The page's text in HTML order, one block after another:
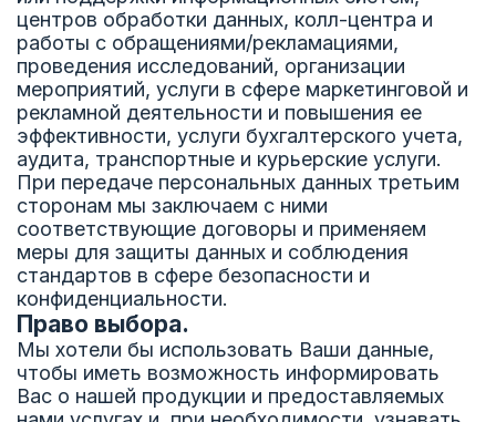
центров обработки данных, колл-центра и
работы с обращениями/рекламациями,
проведения исследований, организации
мероприятий, услуги в сфере маркетинговой и
рекламной деятельности и повышения ее
эффективности, услуги бухгалтерского учета,
аудита, транспортные и курьерские услуги.
При передаче персональных данных третьим
сторонам мы заключаем с ними
соответствующие договоры и применяем
меры для защиты данных и соблюдения
стандартов в сфере безопасности и
конфиденциальности.
Право выбора.
Мы хотели бы использовать Ваши данные,
чтобы иметь возможность информировать
Вас о нашей продукции и предоставляемых